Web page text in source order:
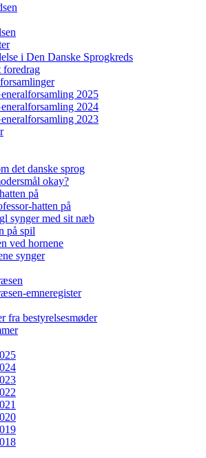
i Den Danske Sprogkreds
foredrag
2025
2024
2023
det danske sprog
okay?
på
hatten på
synger med sit næb
på spil
ved hornene
synger
emneregister
fra bestyrelsesmøder